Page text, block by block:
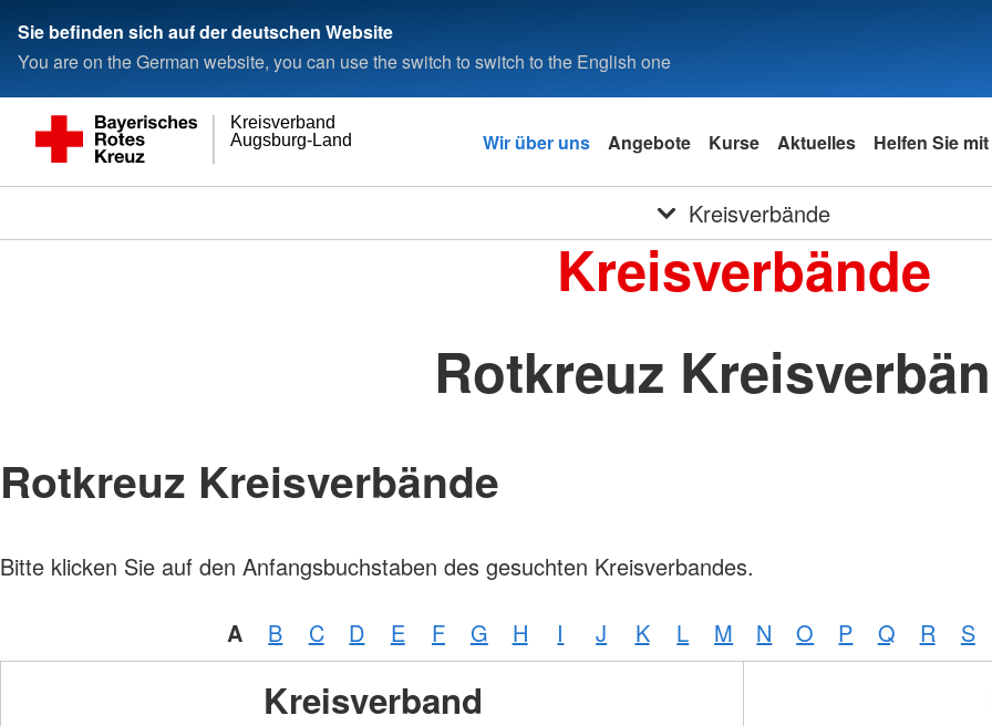
Sie befinden sich auf der deutschen Website
You are on the German website, you can use the switch to switch to the English one
Augsburg-Land
Kreisverband
Wir über uns Angebote Kurse Aktuelles Helfen Sie mit
Kreisverbände
Kreisverbände
Rotkreuz
Rotkreuz Kreisverbände
Bitte klicken Sie auf den Anfangsbuchstaben des gesuchten Kreisverbandes.
A B C D E F G H I J K L M N O P Q R S
Kreisverband